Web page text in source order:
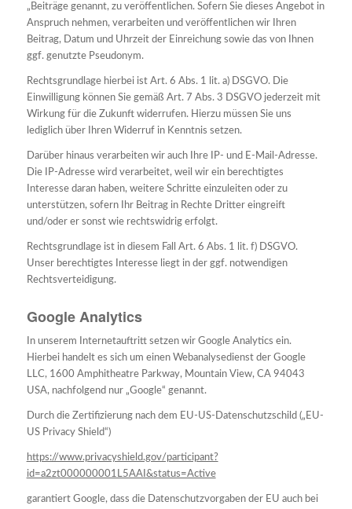
„Beiträge genannt, zu veröffentlichen. Sofern Sie dieses Angebot in
Anspruch nehmen, verarbeiten und veröffentlichen wir Ihren
Beitrag, Datum und Uhrzeit der Einreichung sowie das von Ihnen
ggf. genutzte Pseudonym.
Rechtsgrundlage hierbei ist Art. 6 Abs. 1 lit. a) DSGVO. Die
Einwilligung können Sie gemäß Art. 7 Abs. 3 DSGVO jederzeit mit
Wirkung für die Zukunft widerrufen. Hierzu müssen Sie uns
lediglich über Ihren Widerruf in Kenntnis setzen.
Darüber hinaus verarbeiten wir auch Ihre IP- und E-Mail-Adresse.
Die IP-Adresse wird verarbeitet, weil wir ein berechtigtes
Interesse daran haben, weitere Schritte einzuleiten oder zu
unterstützen, sofern Ihr Beitrag in Rechte Dritter eingreift
und/oder er sonst wie rechtswidrig erfolgt.
Rechtsgrundlage ist in diesem Fall Art. 6 Abs. 1 lit. f) DSGVO.
Unser berechtigtes Interesse liegt in der ggf. notwendigen
Rechtsverteidigung.
Google Analytics
In unserem Internetauftritt setzen wir Google Analytics ein.
Hierbei handelt es sich um einen Webanalysedienst der Google
LLC, 1600 Amphitheatre Parkway, Mountain View, CA 94043
USA, nachfolgend nur „Google“ genannt.
Durch die Zertifizierung nach dem EU-US-Datenschutzschild („EU-
US Privacy Shield“)
https://www.privacyshield.gov/participant?
id=a2zt000000001L5AAI&status=Active
garantiert Google, dass die Datenschutzvorgaben der EU auch bei